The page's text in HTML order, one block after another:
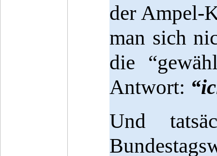
der Ampel-
man sich
die
Antwort:
Und